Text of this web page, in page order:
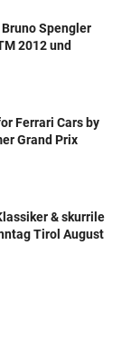
Spengler
2012 und
Ferrari Cars by
Grand Prix
& skurrile
Tirol August